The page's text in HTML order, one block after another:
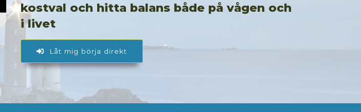
kostval och hitta balans både på vågen och
i livet
Låt mig börja direkt